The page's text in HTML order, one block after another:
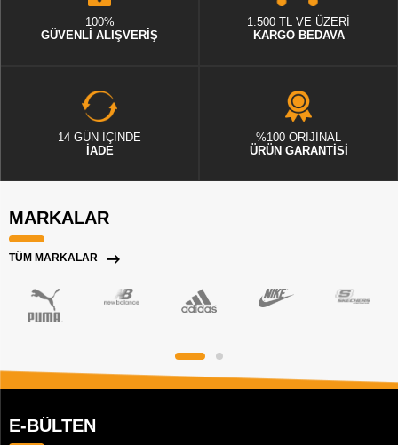
100%
GÜVENLİ ALIŞVERİŞ
1.500 TL VE ÜZERİ
KARGO BEDAVA
14 GÜN İÇİNDE
İADE
%100 ORİJİNAL
ÜRÜN GARANTİSİ
MARKALAR
TÜM MARKALAR
E-BÜLTEN